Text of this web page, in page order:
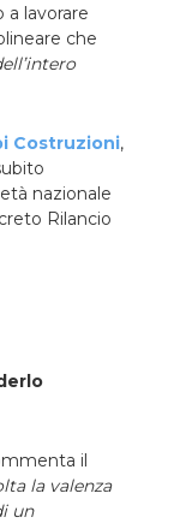
lavorare
che
Costruzioni,
nazionale
Rilancio
il
la valenza
un